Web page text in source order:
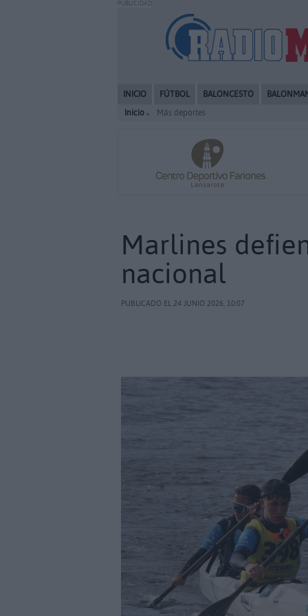
PUBLICIDAD
INICIO FÚTBOL BALONCESTO
Inicio
Más deportes
Marlines
nacional
PUBLICADO EL 24 JUNIO 2026, 10:07